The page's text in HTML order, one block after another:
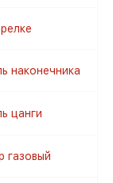
наконечника
цанги
газовый